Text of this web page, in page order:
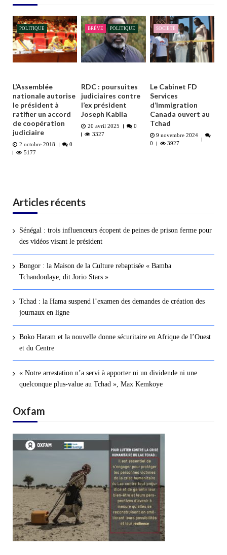
POLITIQUE
L’Assemblée
nationale autorise
le président à
ratifier un accord
de coopération
judiciaire
2 octobre 2018
0
5177
BRÈVE POLITIQUE
RDC : poursuites
judiciaires contre
l’ex président
Joseph Kabila
20 avril 2025
0
3327
SOCIETÉ
Le Cabinet FD
Services
d’Immigration
Canada ouvert au
Tchad
9 novembre 2024
0
3927
Articles récents
Sénégal : trois influenceurs écopent de peines de prison ferme pour
des vidéos visant le président
Bongor : la Maison de la Culture rebaptisée « Bamba
Tchandoulaye, dit Jorio Stars »
Tchad : la Hama suspend l’examen des demandes de création des
journaux en ligne
Boko Haram et la nouvelle donne sécuritaire en Afrique de l’Ouest
et du Centre
« Notre arrestation n’a servi à apporter ni un dividende ni une
quelconque plus-value au Tchad », Max Kemkoye
Oxfam